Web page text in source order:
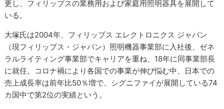
更し、フィリップスの業務用および家庭用照明器具を展開して
いる。
大塚氏は2004年、フィリップス エレクトロニクス ジャパン
（現フィリップス・ジャパン）照明機器事業部に入社後、ゼネ
ラルライティング事業部でキャリアを重ね、18年に同事業部長
に就任。コロナ禍により各国での事業が伸び悩む中、日本での
売上成長率は前年比50％増で、シグニファイが展開している74
カ国中で第2位の実績という。